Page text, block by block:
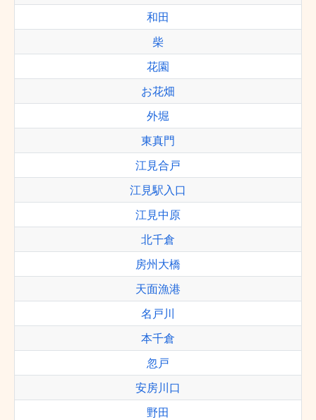
和田
柴
花園
お花畑
外堀
東真門
江見合戸
江見駅入口
江見中原
北千倉
房州大橋
天面漁港
名戸川
本千倉
忽戸
安房川口
野田